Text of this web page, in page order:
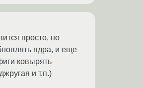
просто, но
ядра, и еще
ковырять
и т.п.)